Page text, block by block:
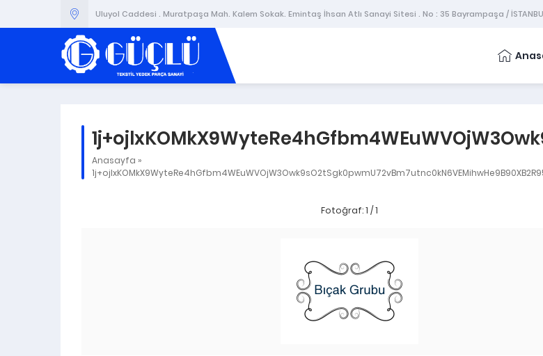
Uluyol Caddesi . Muratpaşa Mah. Kalem Sokak. Emintaş İhsan Atlı Sanayi Sitesi . No : 35 Bayrampaşa /
Anasayfa »
Fotoğraf: 1 / 1